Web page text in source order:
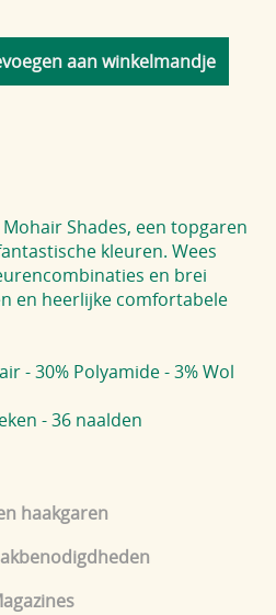
haakgaren
Shades, een topgaren
kleuren. Wees
en brei
en heerlijke comfortabele
- 30% Polyamide - 3% Wol
- 36 naalden